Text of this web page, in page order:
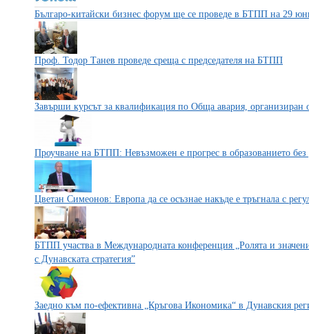
Българо-китайски бизнес форум ще се проведе в БТПП на 29
Проф. Тодор Танев проведе среща с председателя на БТПП
Завърши курсът за квалификация по Обща авария,
Проучване на БТПП: Невъзможен е прогрес в образованието без
Цветан Симеонов: Европа да се осъзнае накъде е тръгнала с
БТПП участва в Международната конференция „Ролята и
с Дунавската стратегия”
Заедно към по-ефективна „Кръгова Икономика“ в Дунавския